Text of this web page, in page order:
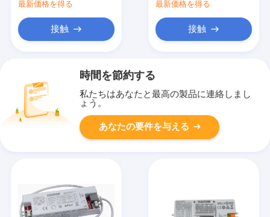
最新価格を得る
接触
最新価格を得る
接触
時間を節約する
私たちはあなたと最高の製品に連絡しまし
ょう。
あなたの要件を与える